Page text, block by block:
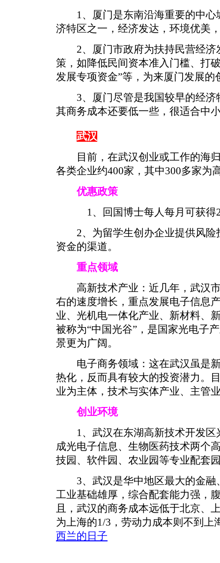
1、厦门是东南沿海重要的中心
济特区之一，经济发达，环境优美
2、厦门市政府为扶持民营经济
策，如降低民间资本准入门槛、打
发展专项资金”等，为来厦门发展的
3、厦门尽管是我国较早的经济
其商务成本还要低一些，很适合中
武汉
目前，在武汉创业或工作的海归
各类企业约400家，其中300多家为
优惠政策
1、回国博士每人每月可获得
2、为留学生创办企业提供风险
资金的渠道。
重点领域
高新技术产业：近几年，武汉市
右的速度增长，重点发展电子信息
业、光机电一体化产业、新材料、
被称为“中国光谷”，是国家光电子
景更为广阔。
电子商务领域：这在武汉虽是新
热化，反而具有较大的投资潜力。
业为主体，技术与实体产业、主管
创业环境
1、武汉在东湖高新技术开发区
成光电子信息、生物医药技术两个
技园、软件园、农业园等专业配套
3、武汉是华中地区最大的金融
工业基础雄厚，综合配套能力强，
且，武汉的商务成本远低于北京、
为上海的1/3，劳动力成本则不到上
西兰的日子